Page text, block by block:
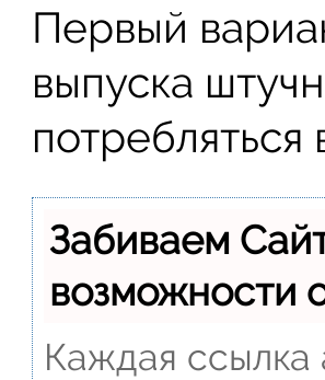
Первый
выпуска
Забиваем
возможности
Каждая ссылка